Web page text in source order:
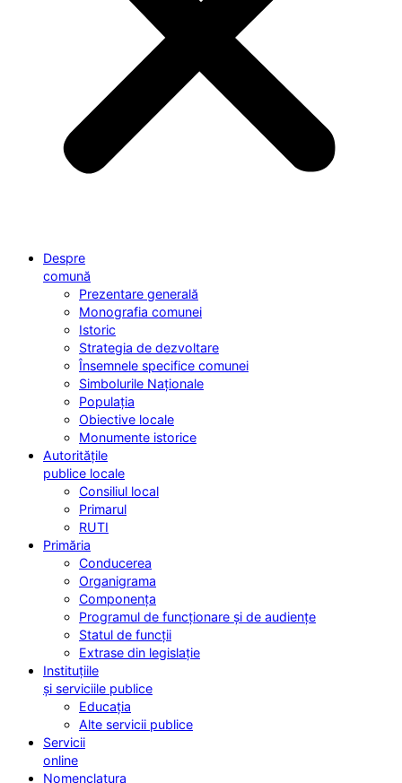
Despre
comună
Prezentare generală
Monografia comunei
Istoric
Strategia de dezvoltare
Însemnele specifice comunei
Simbolurile Naționale
Populația
Obiective locale
Monumente istorice
Autoritățile
publice locale
Consiliul local
Primarul
RUTI
Primăria
Conducerea
Organigrama
Componența
Programul de funcționare și de audiențe
Statul de funcții
Extrase din legislație
Instituțiile
și serviciile publice
Educația
Alte servicii publice
Servicii
online
Nomenclatura